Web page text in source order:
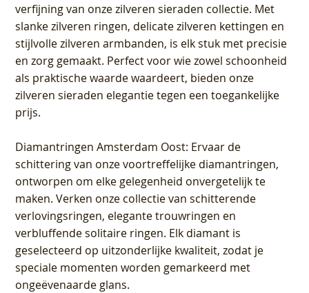
verfijning van onze zilveren sieraden collectie. Met
slanke zilveren ringen, delicate zilveren kettingen en
stijlvolle zilveren armbanden, is elk stuk met precisie
en zorg gemaakt. Perfect voor wie zowel schoonheid
als praktische waarde waardeert, bieden onze
zilveren sieraden elegantie tegen een toegankelijke
prijs.
Diamantringen Amsterdam Oost: Ervaar de
schittering van onze voortreffelijke diamantringen,
ontworpen om elke gelegenheid onvergetelijk te
maken. Verken onze collectie van schitterende
verlovingsringen, elegante trouwringen en
verbluffende solitaire ringen. Elk diamant is
geselecteerd op uitzonderlijke kwaliteit, zodat je
speciale momenten worden gemarkeerd met
ongeëvenaarde glans.